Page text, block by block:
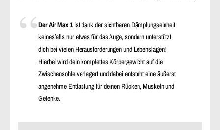
Der Air Max 1ist dank der sichtbaren Dämpfungseinheit
keinesfalls nur etwas für das Auge, sondern unterstützt
dich bei vielen Herausforderungen und Lebenslagen!
Hierbei wird dein komplettes Körpergewicht auf die
Zwischensohle verlagert und dabei entsteht eine äußerst
angenehme Entlastung für deinen Rücken, Muskeln und
Gelenke.